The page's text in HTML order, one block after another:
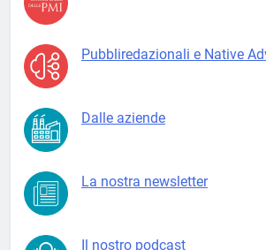
Pubbliredazionali e Native
Dalle aziende
La nostra newsletter
Il nostro podcast